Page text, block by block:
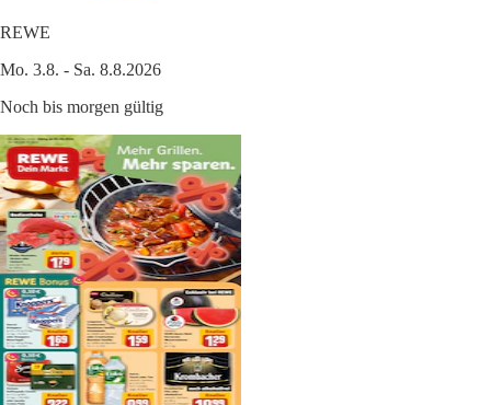
REWE
Mo. 3.8. - Sa. 8.8.2026
Noch bis morgen gültig